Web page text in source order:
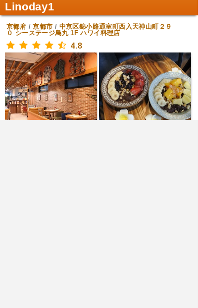
Linoday1
京都府 /京都市 / 中京区錦小路通室町西入天神山町２９
０ シーステージ烏丸 1F ハワイ料理店
4.8